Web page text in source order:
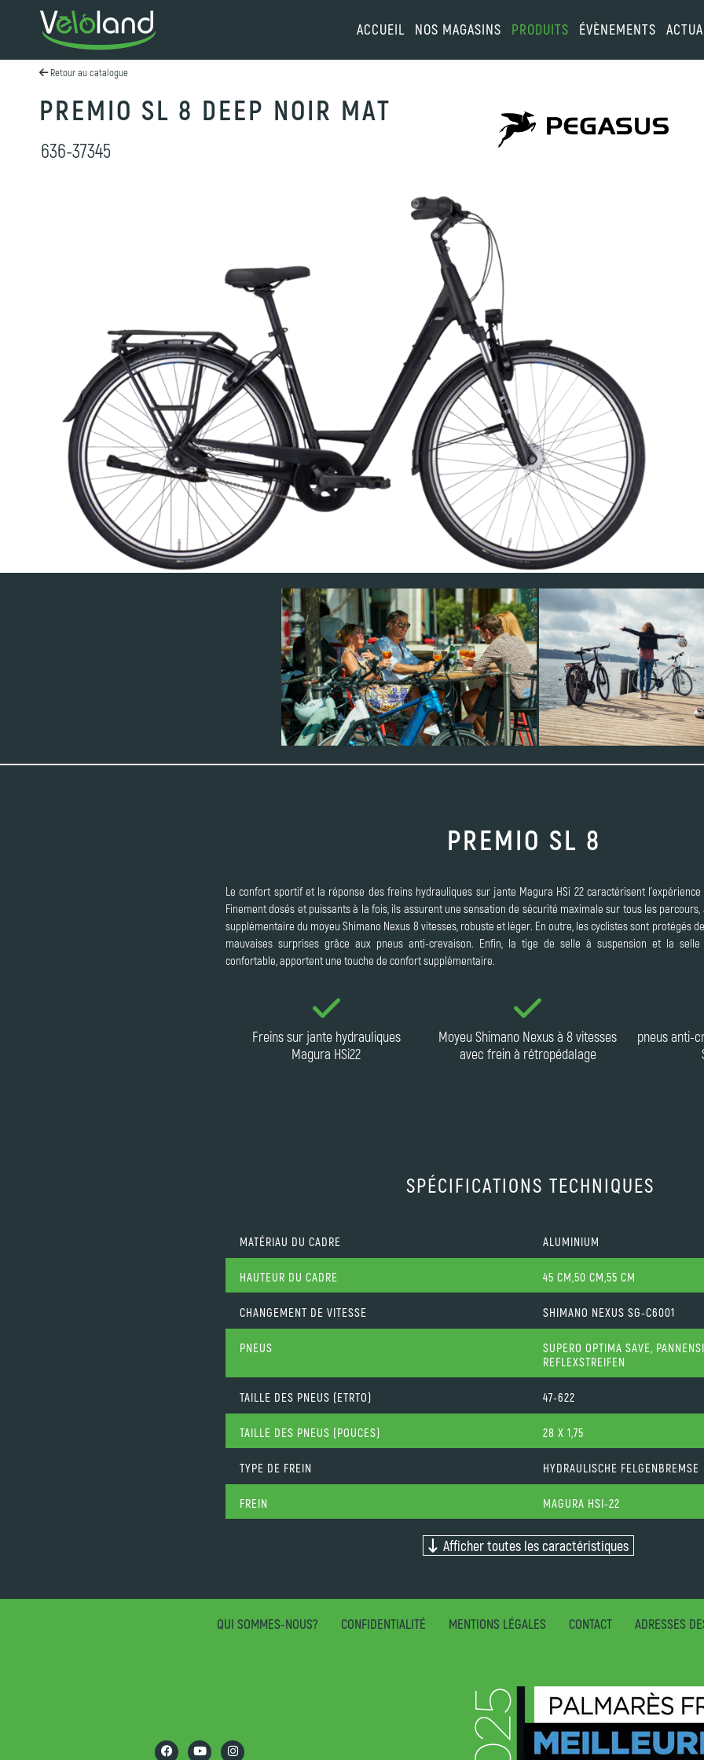
ACCUEIL NOS MAGASINS PRODUITS ÉVÈNEMENTS
Retour au catalogue
PREMIO SL 8 DEEP NOIR MAT
636-37345
PREMIO SL 8
Le confort sportif et la réponse des freins hydrauliques sur jante Magura HSi 22 caractérisent
Finement dosés et puissants à la fois, ils assurent une sensation de sécurité maximale sur tous les
supplémentaire du moyeu Shimano Nexus 8 vitesses, robuste et léger. En outre, les cyclistes sont protégés
mauvaises surprises grâce aux pneus anti-crevaison. Enfin, la tige de selle à suspension et la selle
confortable, apportent une touche de confort supplémentaire.
Freins sur jante hydrauliques
Magura HSi22
Moyeu Shimano Nexus à 8 vitesses
avec frein à rétropédalage
pneus anti-
SPÉCIFICATIONS TECHNIQUES
MATÉRIAU DU CADRE ALUMINIUM
HAUTEUR DU CADRE 45 CM,50 CM,55 CM
CHANGEMENT DE VITESSE SHIMANO NEXUS SG-C6001
PNEUS
SUPERO OPTIMA SAVE,
REFLEXSTREIFEN
TAILLE DES PNEUS (ETRTO) 47-622
TAILLE DES PNEUS (POUCES) 28 X 1,75
TYPE DE FREIN HYDRAULISCHE FELGENBREMSE
FREIN MAGURA HSI-22
Afficher toutes les caractéristiques
QUI SOMMES-NOUS? CONFIDENTIALITÉ MENTIONS LÉGALES CONTACT ADRESSES